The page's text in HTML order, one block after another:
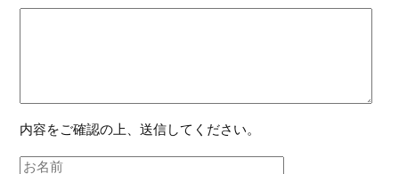
内容をご確認の上、送信してください。